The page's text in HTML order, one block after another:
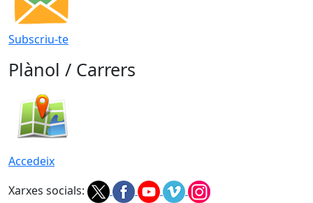
Subscriu-te
Plànol / Carrers
Accedeix
Xarxes socials: